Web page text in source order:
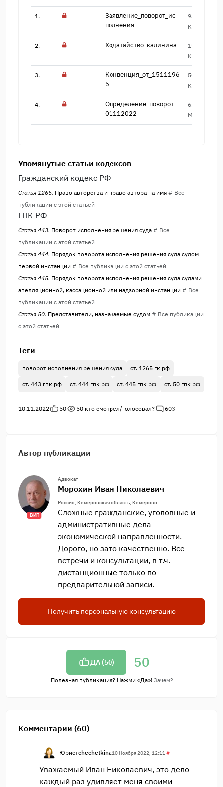
1.
Заявление_поворот_ис​
полнения
93.2
KB
2. Ходатайство_калинина
196.7
KB
3.
Конвенция_от_1511196​
5
50.8
KB
4.
Определение_поворот_​
01112022
6.5
MB
Упомянутые статьи кодексов
Гражданский кодекс РФ
Статья 1265. Право авторства и право автора на имя # Все
публикации с этой статьей
ГПК РФ
Статья 443. Поворот исполнения решения суда # Все
публикации с этой статьей
Статья 444. Порядок поворота исполнения решения суда судом
первой инстанции # Все публикации с этой статьей
Статья 445. Порядок поворота исполнения решения суда судами
апелляционной, кассационной или надзорной инстанции # Все
публикации с этой статьей
Статья 50. Представители, назначаемые судом # Все публикации
с этой статьей
Теги
поворот исполнения решения суда ст. 1265 гк рф
ст. 443 гпк рф ст. 444 гпк рф ст. 445 гпк рф ст. 50 гпк рф
10.11.2022 50 50 кто смотрел/голосовал? 603
Автор публикации
ВИП
Адвокат
Морохин Иван Николаевич
Россия, Кемеровская область, Кемерово
Сложные гражданские, уголовные и
административные дела
экономической направленности.
Дорого, но зато качественно. Все
встречи и консультации, в т.ч.
дистанционные только по
предварительной записи.
Получить персональную консультацию
ДА (50) 50
Полезная публикация? Нажми «Да»! Зачем?
Комментарии (60)
Юристchechetkina10 Ноября 2022, 12:11 #
Уважаемый Иван Николаевич, это дело
каждый раз удивляет меня своими